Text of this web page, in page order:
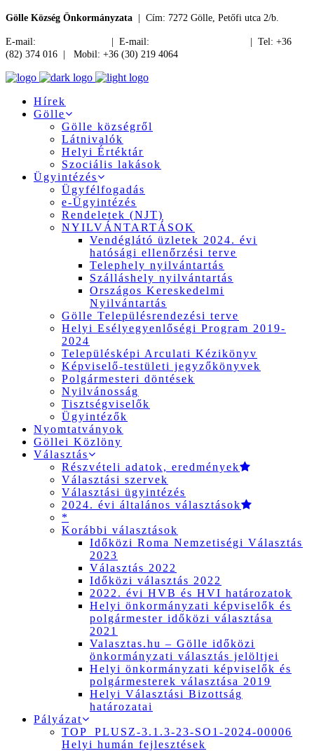
Gölle Község Önkormányzata | Cím: 7272 Gölle, Petőfi utca 2/b.
E-mail: | E-mail:
| Tel: +36
(82) 374 016 | Mobil: +36 (30) 219 4064
Hírek
Gölle
Gölle községről
Látnivalók
Helyi Értéktár
Szociális lakások
Ügyintézés
Ügyfélfogadás
e-Ügyintézés
Rendeletek (NJT)
NYILVÁNTARTÁSOK
Vendéglátó üzletek 2024. évi
hatósági ellenőrzési terve
Telephely nyilvántartás
Szálláshely nyilvántartás
Országos Kereskedelmi
Nyilvántartás
Gölle Településrendezési terve
Helyi Esélyegyenlőségi Program 2019-
2024
Településképi Arculati Kézikönyv
Képviselő-testületi jegyzőkönyvek
Polgármesteri döntések
Nyilvánosság
Tisztségviselők
Ügyintézők
Nyomtatványok
Göllei Közlöny
Választás
Részvételi adatok, eredmények
Választási szervek
Választási ügyintézés
2024. évi általános választások
*
Korábbi választások
Időközi Roma Nemzetiségi Választás
2023
Választás 2022
Időközi választás 2022
2022. évi HVB és HVI határozatok
Helyi önkormányzati képviselők és
polgármester időközi választása
2021
Valasztas.hu – Gölle időközi
önkormányzati választás jelöltjei
Helyi önkormányzati képviselők és
polgármesterek választása 2019
Helyi Választási Bizottság
határozatai
Pályázat
TOP_PLUSZ-3.1.3-23-SO1-2024-00006
Helyi humán fejlesztések